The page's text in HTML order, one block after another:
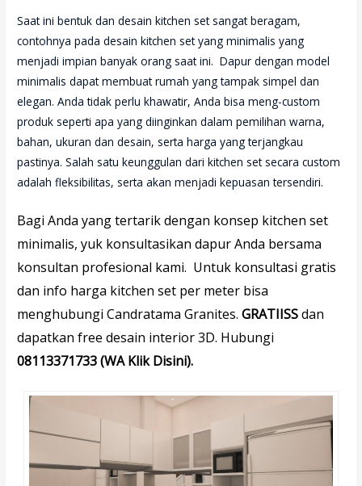
Saat ini bentuk dan desain kitchen set sangat beragam,
contohnya pada desain kitchen set yang minimalis yang
menjadi impian banyak orang saat ini. Dapur dengan model
minimalis dapat membuat rumah yang tampak simpel dan
elegan. Anda tidak perlu khawatir, Anda bisa meng-custom
produk seperti apa yang diinginkan dalam pemilihan warna,
bahan, ukuran dan desain, serta harga yang terjangkau
pastinya. Salah satu keunggulan dari kitchen set secara custom
adalah fleksibilitas, serta akan menjadi kepuasan tersendiri.
Bagi Anda yang tertarik dengan konsep kitchen set
minimalis, yuk konsultasikan dapur Anda bersama
konsultan profesional kami. Untuk konsultasi gratis
dan info harga kitchen set per meter bisa
menghubungi Candratama Granites.GRATIISSdan
dapatkan free desain interior 3D. Hubungi
08113371733 (WA Klik Disini).